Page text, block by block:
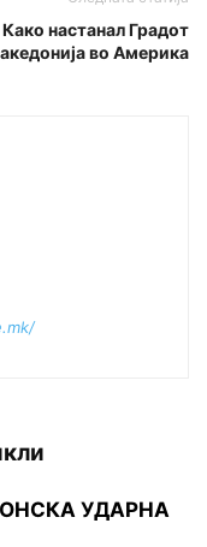
Како настанал Градот
во Америкa
УДАРНА